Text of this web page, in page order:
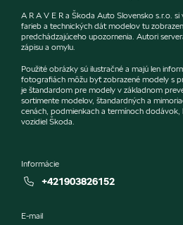
A R A V E R a Škoda Auto Slovensko s.r.o. si
farieb a technických dát modelov tu
predchádzajúceho upozornenia. Autori
zápisu a omylu.
Použité obrázky sú ilustračné a majú len
fotografiách môžu byť zobrazené modely s
je štandardom pre modely v základnom
sortimente modelov, štandardných a
cenách, podmienkach a termínoch
vozidiel Škoda.
Informácie
+421903826152
E-mail